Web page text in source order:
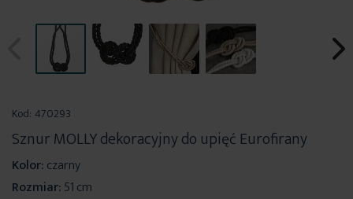
początek
galerii
Kod: 470293
Sznur MOLLY dekoracyjny do upięć Eurofirany
Kolor:czarny
Rozmiar:51 cm